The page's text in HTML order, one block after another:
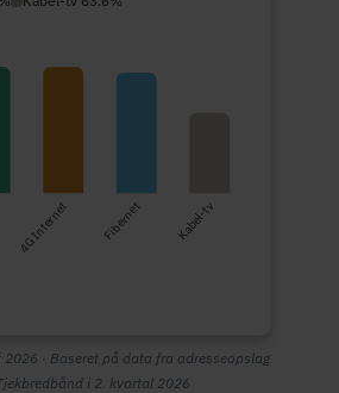
4G Internet Fibernet Kabel-tv
2026 · Baseret på data fra adresseopslag
i 2. kvartal 2026